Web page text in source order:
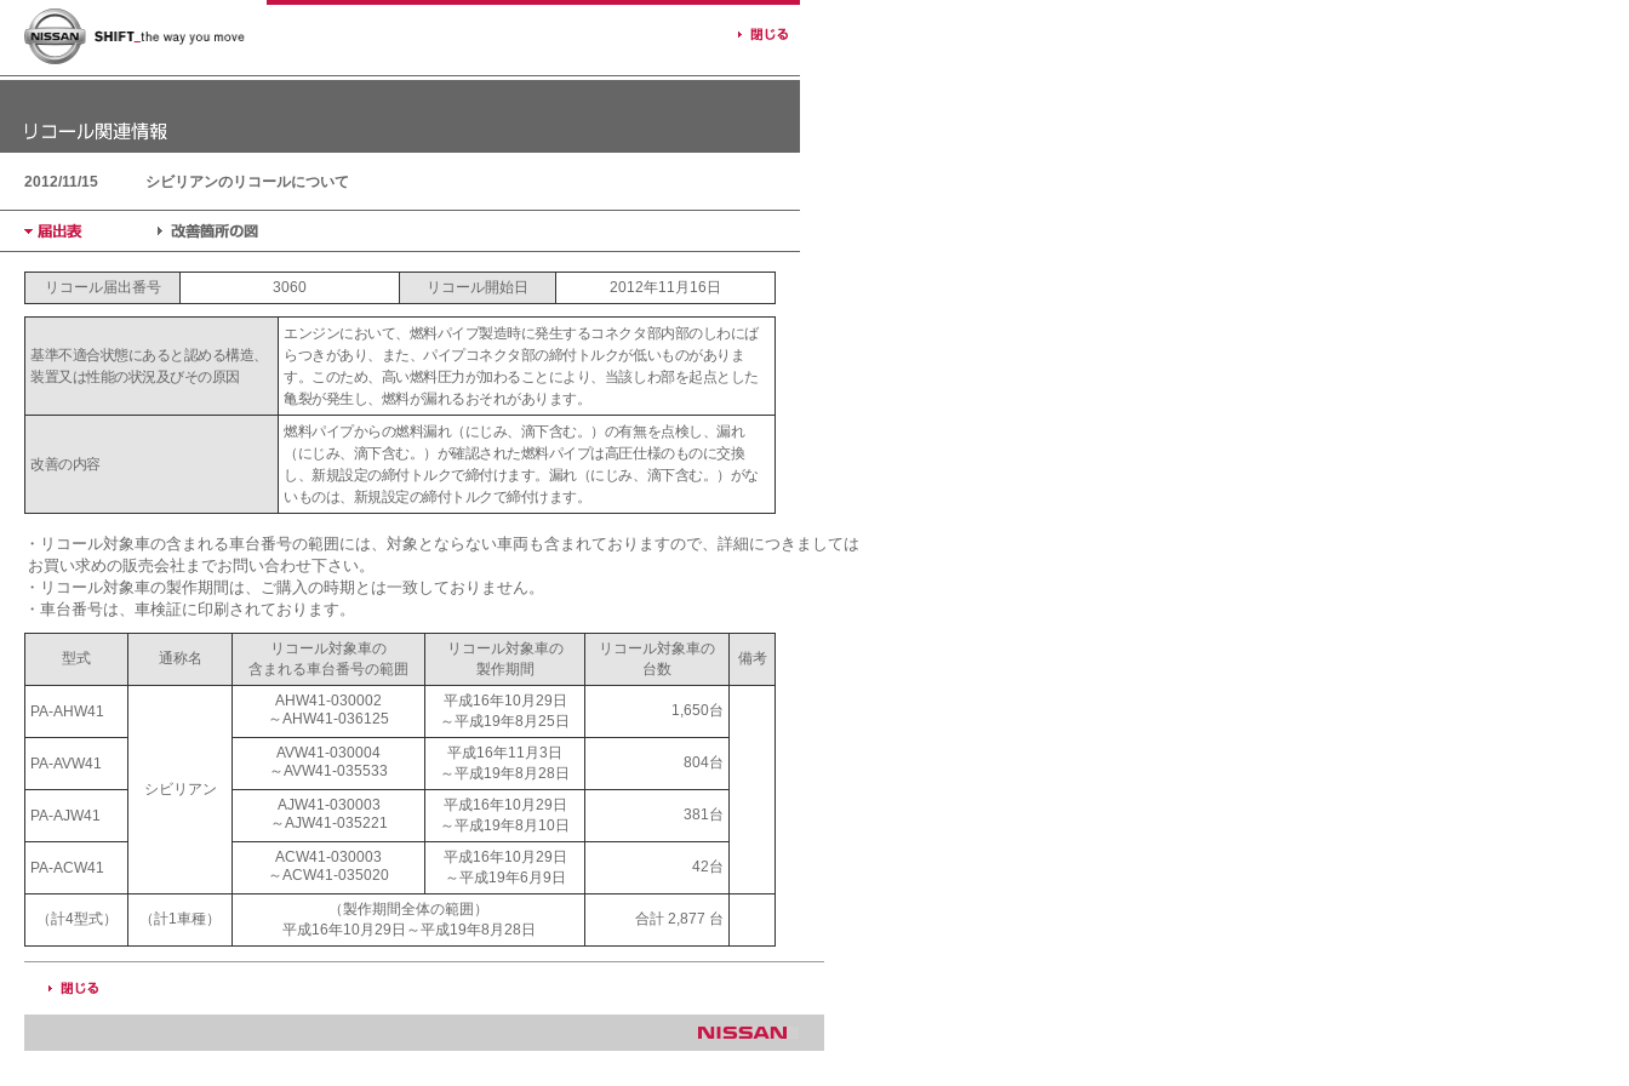
2012/11/15 シビリアンのリコールについて
リコール届出番号 3060 リコール開始日 2012年11月16日
基準不適合状態にあると認める構造、
装置又は性能の状況及びその原因
エンジンにおいて、燃料パイプ製造時に発生するコネクタ部内部のしわにば
らつきがあり、また、パイプコネクタ部の締付トルクが低いものがありま
す。このため、高い燃料圧力が加わることにより、当該しわ部を起点とした
亀裂が発生し、燃料が漏れるおそれがあります。
改善の内容
燃料パイプからの燃料漏れ（にじみ、滴下含む。）の有無を点検し、漏れ
（にじみ、滴下含む。）が確認された燃料パイプは高圧仕様のものに交換
し、新規設定の締付トルクで締付けます。漏れ（にじみ、滴下含む。）がな
いものは、新規設定の締付トルクで締付けます。
・リコール対象車の含まれる車台番号の範囲には、対象とならない車両も含まれておりますので、詳細につきましては
お買い求めの販売会社までお問い合わせ下さい。
・リコール対象車の製作期間は、ご購入の時期とは一致しておりません。
・車台番号は、車検証に印刷されております。
型式 通称名
リコール対象車の
含まれる車台番号の範囲
リコール対象車の
製作期間
リコール対象車の
台数
備考
PA-AHW41
シビリアン
AHW41-030002
～AHW41-036125
平成16年10月29日
～平成19年8月25日
1,650台
PA-AVW41
AVW41-030004
～AVW41-035533
平成16年11月3日
～平成19年8月28日
804台
PA-AJW41
AJW41-030003
～AJW41-035221
平成16年10月29日
～平成19年8月10日
381台
PA-ACW41
ACW41-030003
～ACW41-035020
平成16年10月29日
～平成19年6月9日
42台
（計4型式） （計1車種）
（製作期間全体の範囲）
平成16年10月29日～平成19年8月28日
合計 2,877 台